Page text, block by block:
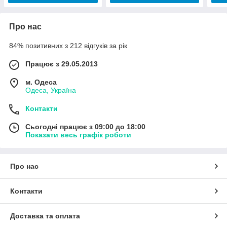
Про нас
84% позитивних з 212 відгуків за рік
Працює з 29.05.2013
м. Одеса
Одеса, Україна
Контакти
Сьогодні працює з 09:00 до 18:00
Показати весь графік роботи
Про нас
Контакти
Доставка та оплата